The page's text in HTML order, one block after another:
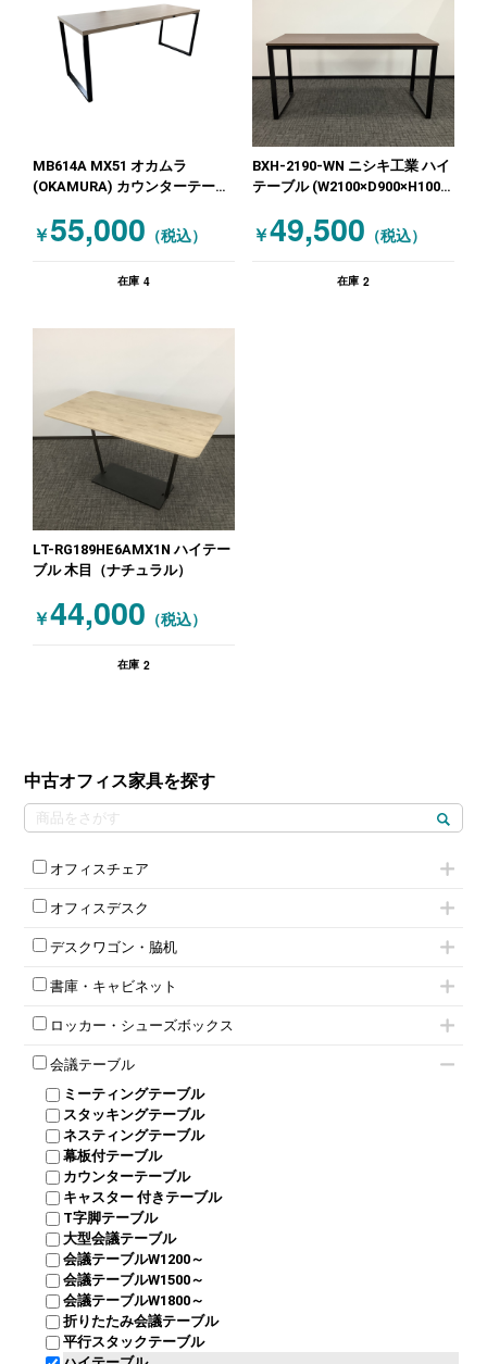
中古オフィス家具を探す
オフィスチェア
肘付きチェア
肘無しチェア
役員チェア
オフィスチェアその他
オフィスデスク
片袖机
フリーアドレスデスク（ベンチデスク）
昇降デスク
両袖机
デスクワゴン・脇机
インワゴン2段
インワゴン3段
脇机
書庫・キャビネット
ハイキャビネット
ローキャビネット
両開きキャビネット
上下連結キャビネット
整理ケース（ペーパーケース）
軽量ラック（スチールラック）
メタルラック
収納家具その他
オープン書庫
両開書庫
引き違い書庫
ラテラル書庫
ロッカー・シューズボックス
1人用ロッカー
2人用ロッカー
3人用ロッカー
4人用ロッカー
5人用ロッカー
6人用ロッカー
8人用ロッカー
パーソナルロッカー
多人数ロッカー
シリンダー錠ロッカー
ダイヤル錠ロッカー
ボタン錠ロッカー
ダイヤル錠ロッカー
シューズロッカー・下駄箱
ワードローブ・クローゼット
会議テーブル
ミーティングテーブル
スタッキングテーブル
ネスティングテーブル
幕板付テーブル
カウンターテーブル
キャスター 付きテーブル
T字脚テーブル
大型会議テーブル
会議テーブルW1200～
会議テーブルW1500～
会議テーブルW1800～
折りたたみ会議テーブル
平行スタックテーブル
MB614A MX51 オカムラ
(OKAMURA) カウンターテーブ
ラル）
￥55,000 （税込）
在庫 4
BXH-2190-WN ニシキ工業 ハイ
テーブル (W2100×D900×H1000)
ン）
￥49,500 （税込）
在庫 2
LT-RG189HE6AMX1N ハイテー
ブル 木目（ナチュラル）
￥44,000 （税込）
在庫 2